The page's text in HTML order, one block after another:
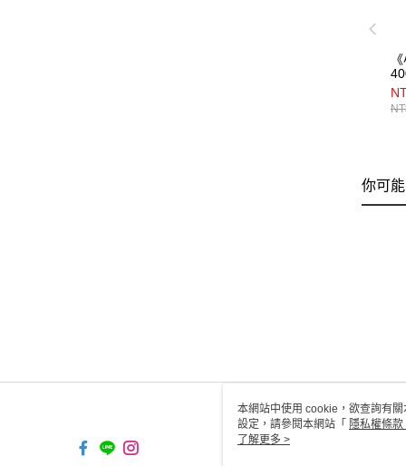
你可
本網站中使用 cookie，欲查詢有
設定，請參閱本網站「 隱私權條款
使用 cookie。
了解更多 >